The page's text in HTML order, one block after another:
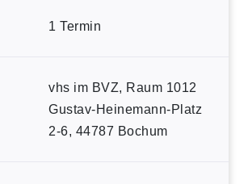
1 Termin
vhs im BVZ, Raum 1012
Gustav-Heinemann-Platz
2-6, 44787 Bochum